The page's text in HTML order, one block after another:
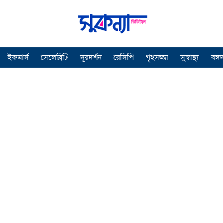
ইকমার্স সেলেব্রিটি দূরদর্শন রেসিপি গৃহসজ্জা সুস্বাস্থ্য